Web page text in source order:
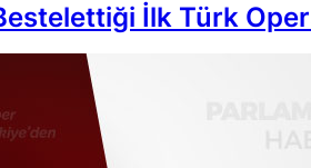
İlk Türk